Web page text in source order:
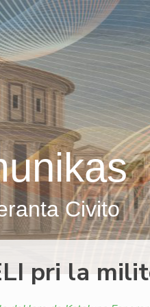
Civito
pri la